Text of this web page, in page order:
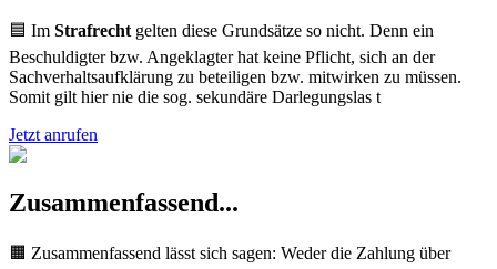
🟦 Im Strafrecht gelten diese Grundsätze so nicht. Denn ein
Beschuldigter bzw. Angeklagter hat keine Pflicht, sich an der
Sachverhaltsaufklärung zu beteiligen bzw. mitwirken zu müssen.
Somit gilt hier nie die sog. sekundäre Darlegungslas t
Jetzt anrufen
Zusammenfassend...
🟧 Zusammenfassend lässt sich sagen: Weder die Zahlung über